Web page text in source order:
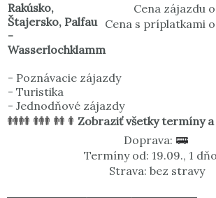
Cena zájazdu
Cena s príplatkami
Rakúsko,
Štajersko, Palfau
-
Wasserlochklamm
- Poznávacie zájazdy
- Turistika
- Jednodňové zájazdy
Zobraziť všetky termíny
Doprava:
Termíny od: 19.09., 1
Strava: bez stravy